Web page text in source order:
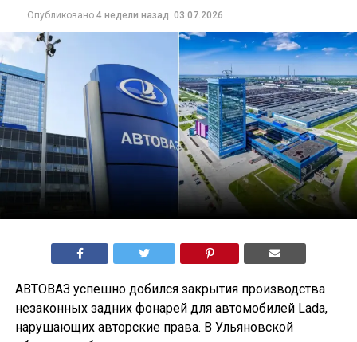
Опубликовано 4 недели назад 03.07.2026
АВТОВАЗ успешно добился закрытия производства
незаконных задних фонарей для автомобилей Lada,
нарушающих авторские права. В Ульяновской